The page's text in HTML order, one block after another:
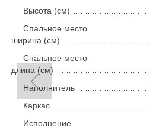
Высота (см)
Спальное место
ширина (см)
Спальное место
длина (см)
Наполнитель
Каркас
Исполнение